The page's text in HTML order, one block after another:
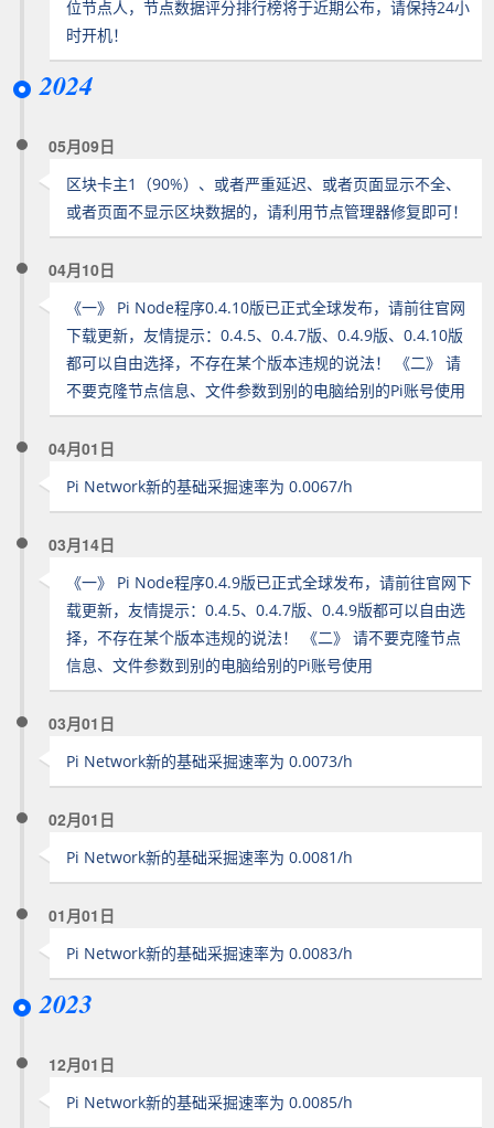
位节点人，节点数据评分排行榜将于近期公布，请保持24小
时开机！
2024
05月09日
区块卡主1（90%）、或者严重延迟、或者页面显示不全、
或者页面不显示区块数据的，请利用节点管理器修复即可！
04月10日
《一》 Pi Node程序0.4.10版已正式全球发布，请前往官网
下载更新，友情提示：0.4.5、0.4.7版、0.4.9版、0.4.10版
都可以自由选择，不存在某个版本违规的说法！ 《二》 请
不要克隆节点信息、文件参数到别的电脑给别的Pi账号使用
04月01日
Pi Network新的基础采掘速率为 0.0067/h
03月14日
《一》 Pi Node程序0.4.9版已正式全球发布，请前往官网下
载更新，友情提示：0.4.5、0.4.7版、0.4.9版都可以自由选
择，不存在某个版本违规的说法！ 《二》 请不要克隆节点
信息、文件参数到别的电脑给别的Pi账号使用
03月01日
Pi Network新的基础采掘速率为 0.0073/h
02月01日
Pi Network新的基础采掘速率为 0.0081/h
01月01日
Pi Network新的基础采掘速率为 0.0083/h
2023
12月01日
Pi Network新的基础采掘速率为 0.0085/h